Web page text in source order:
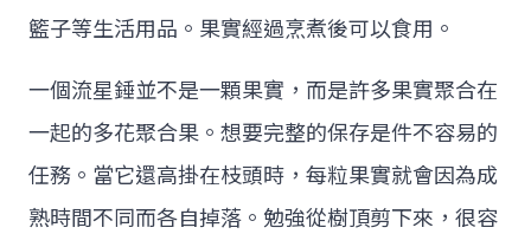
籃子等生活用品。果實經過烹煮後可以食用。
一個流星錘並不是一顆果實，而是許多果實聚合在
一起的多花聚合果。想要完整的保存是件不容易的
任務。當它還高掛在枝頭時，每粒果實就會因為成
熟時間不同而各自掉落。勉強從樹頂剪下來，很容